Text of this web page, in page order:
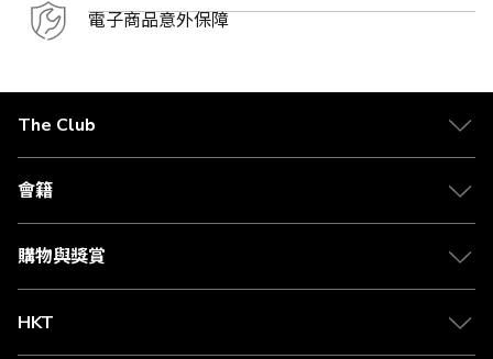
電子商品意外保障
The Club
關於 The Club
合作夥伴
媒體中心
會籍
會籍及專屬禮遇
賺取積分
購物與獎賞
物流與配送
Club Shopping 商品領取站
HKT